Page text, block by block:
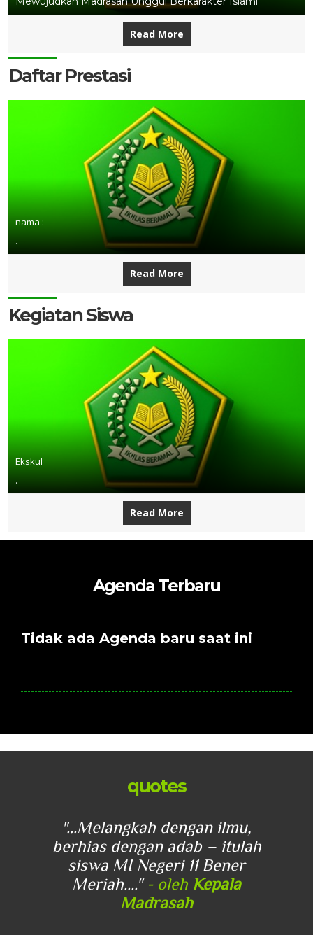
Read More
Daftar Prestasi
nama :
.
Read More
Kegiatan Siswa
Ekskul
.
Read More
Agenda Terbaru
Tidak ada Agenda baru saat ini
quotes
"...Melangkah dengan ilmu,
berhias dengan adab – itulah
siswa MI Negeri 11 Bener
Meriah...." - oleh Kepala
Madrasah